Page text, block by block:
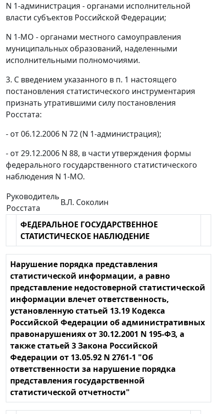
N 1-администрация - органами исполнительной
власти субъектов Российской Федерации;
N 1-МО - органами местного самоуправления
муниципальных образований, наделенными
исполнительными полномочиями.
3. С введением указанного в п. 1 настоящего
постановления статистического инструментария
признать утратившими силу постановления
Росстата:
- от 06.12.2006 N 72 (N 1-администрация);
- от 29.12.2006 N 88, в части утверждения формы
федерального государственного статистического
наблюдения N 1-МО.
Руководитель
Росстата
В.Л. Соколин
ФЕДЕРАЛЬНОЕ ГОСУДАРСТВЕННОЕ
СТАТИСТИЧЕСКОЕ НАБЛЮДЕНИЕ
Нарушение порядка представления
статистической информации, а равно
представление недостоверной статистической
информации влечет ответственность,
установленную статьей 13.19 Кодекса
Российской Федерации об административных
правонарушениях от 30.12.2001 N 195-ФЗ, а
также статьей 3 Закона Российской
Федерации от 13.05.92 N 2761-1 "Об
ответственности за нарушение порядка
представления государственной
статистической отчетности"